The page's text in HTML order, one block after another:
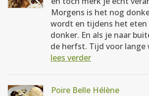
Morgens is het nog
wordt en tijdens het
donker. En als je naar
de herfst. Tijd voor lange
lees verder
Poire Belle Hélène